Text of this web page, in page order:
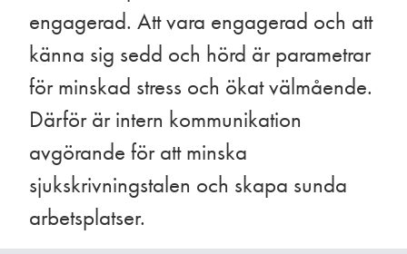
engagerad. Att vara engagerad och att
känna sig sedd och hörd är parametrar
för minskad stress och ökat välmående.
Därför är intern kommunikation
avgörande för att minska
sjukskrivningstalen och skapa sunda
arbetsplatser.